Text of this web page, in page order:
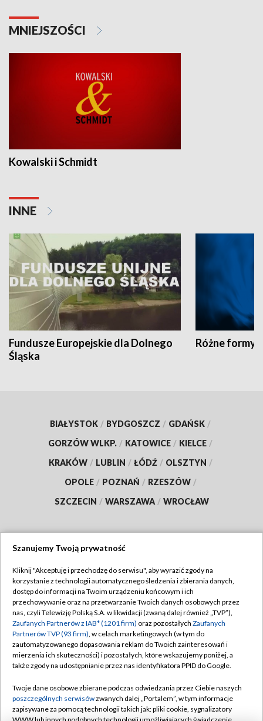
MNIEJSZOŚCI
Kowalski i Schmidt
INNE
Fundusze Europejskie dla Dolnego
Śląska
Różne formy
BIAŁYSTOK / BYDGOSZCZ / GDAŃSK /
GORZÓW WLKP. / KATOWICE / KIELCE /
KRAKÓW / LUBLIN / ŁÓDŹ / OLSZTYN /
OPOLE / POZNAŃ / RZESZÓW /
SZCZECIN / WARSZAWA / WROCŁAW
TVP
Abonament TVP
Emisja w TVP
Centrum informacji TVP
Naziemna Telewizja Cyfrowa
Rada Programowa
System NOS
Regulamin TVP
Polityka prywatności
Moje zgody
Pomoc
Kontakt
Szanujemy Twoją prywatność
Kliknij "Akceptuję i przechodzę do serwisu", aby wyrazić zgody na
korzystanie z technologii automatycznego śledzenia i zbierania danych,
dostęp do informacji na Twoim urządzeniu końcowym i ich
przechowywanie oraz na przetwarzanie Twoich danych osobowych przez
nas, czyli Telewizję Polską S.A. w likwidacji (zwaną dalej również „TVP”),
Zaufanych Partnerów z IAB* (1201 firm) oraz pozostałych Zaufanych
Partnerów TVP (93 firm), w celach marketingowych (w tym do
zautomatyzowanego dopasowania reklam do Twoich zainteresowań i
mierzenia ich skuteczności) i pozostałych, które wskazujemy poniżej, a
także zgody na udostępnianie przez nas identyfikatora PPID do Google.
Twoje dane osobowe zbierane podczas odwiedzania przez Ciebie naszych
poszczególnych serwisówzwanych dalej „Portalem”, w tym informacje
zapisywane za pomocą technologii takich jak: pliki cookie, sygnalizatory